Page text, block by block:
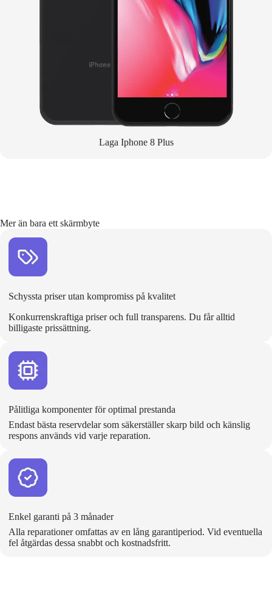
Laga Iphone 8 Plus
Mer än bara ett skärmbyte
Schyssta priser utan kompromiss på kvalitet
Konkurrenskraftiga priser och full transparens. Du får alltid
billigaste prissättning.
Pålitliga komponenter för optimal prestanda
Endast bästa reservdelar som säkerställer skarp bild och känslig
respons används vid varje reparation.
Enkel garanti på 3 månader
Alla reparationer omfattas av en lång garantiperiod. Vid eventuella
fel åtgärdas dessa snabbt och kostnadsfritt.